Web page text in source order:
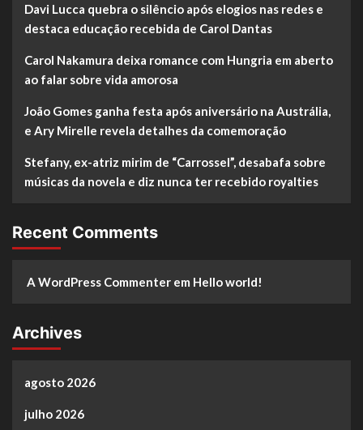
Davi Lucca quebra o silêncio após elogios nas redes e
destaca educação recebida de Carol Dantas
Carol Nakamura deixa romance com Hungria em aberto
ao falar sobre vida amorosa
João Gomes ganha festa após aniversário na Austrália,
e Ary Mirelle revela detalhes da comemoração
Stefany, ex-atriz mirim de “Carrossel”, desabafa sobre
músicas da novela e diz nunca ter recebido royalties
Recent Comments
A WordPress Commenter em Hello world!
Archives
agosto 2026
julho 2026